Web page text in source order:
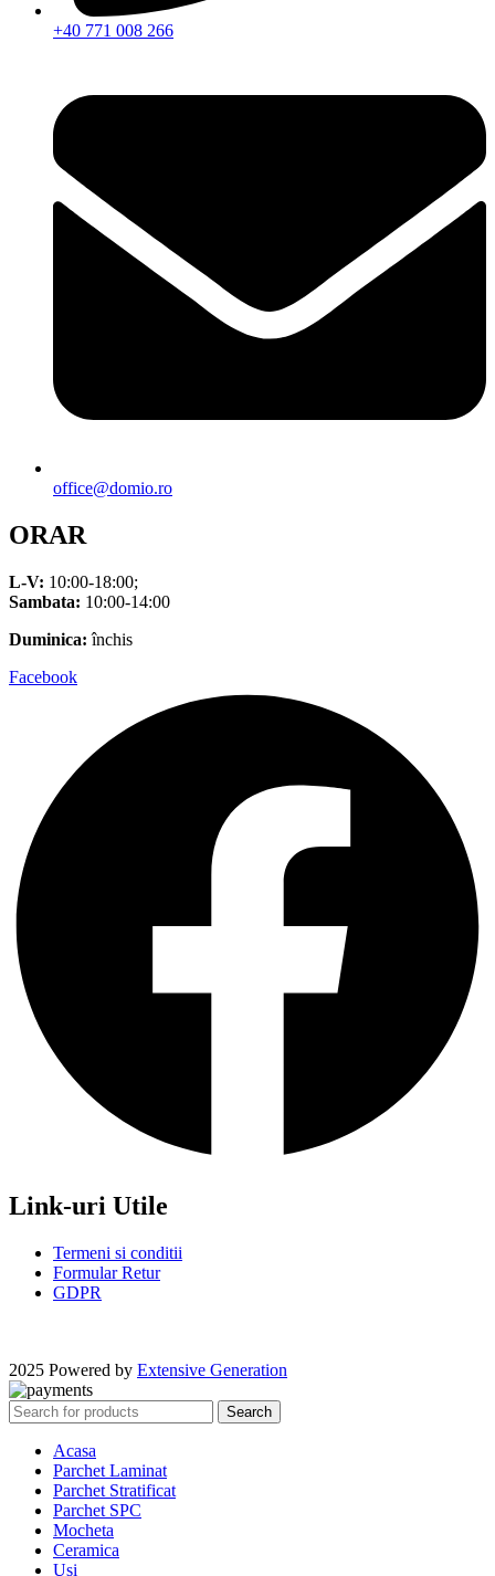
+40 771 008 266
office@domio.ro
ORAR
L-V: 10:00-18:00;
Sambata: 10:00-14:00
Duminica: închis
Facebook
Link-uri Utile
Termeni si conditii
Formular Retur
GDPR
2025 Powered by Extensive Generation
Search
Acasa
Parchet Laminat
Parchet Stratificat
Parchet SPC
Mocheta
Ceramica
Usi